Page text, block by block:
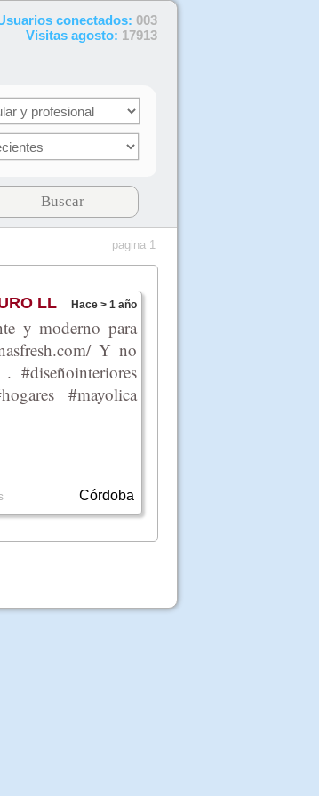
conectados: 003
Visitas agosto: 17913
Buscar
pagina 1
LL Hace > 1 año
y moderno para
Y no
#diseñointeriores
#mayolica
Córdoba